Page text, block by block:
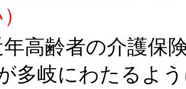
年高齢者の介護保
多岐にわたるよ